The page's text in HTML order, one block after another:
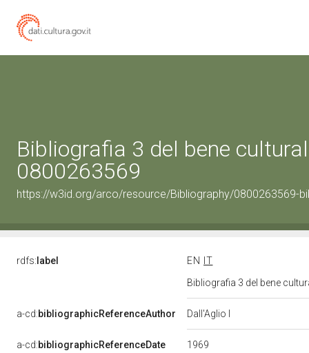
Bibliografia 3 del bene
0800263569
https://w3id.org/arco/resource/Bibliography/0800263569-
rdfs: label EN
IT
Bibliografia 3 del bene
a-cd:bibliographicReferenceAuthor Dall'Aglio I
a-cd:bibliographicReferenceDate 1969